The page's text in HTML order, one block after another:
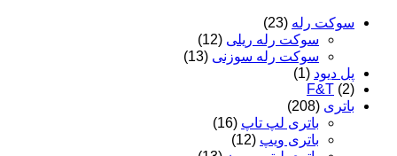
سوکت رله (23)
سوکت رله ریلی (12)
سوکت رله سوزنی (13)
پل دیود (1)
F&T (2)
باتری (208)
باتری لپ تاپ (16)
باتری ویپ (12)